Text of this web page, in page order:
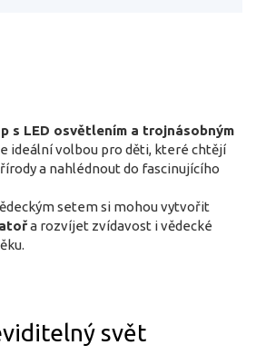
s LED osvětlením a trojnásobným
ideální volbou pro děti, které chtějí
a nahlédnout do fascinujícího
setem si mohou vytvořit
a rozvíjet zvídavost i vědecké
svět